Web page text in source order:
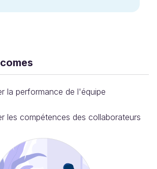
la performance de l'équipe
les compétences des collaborateurs